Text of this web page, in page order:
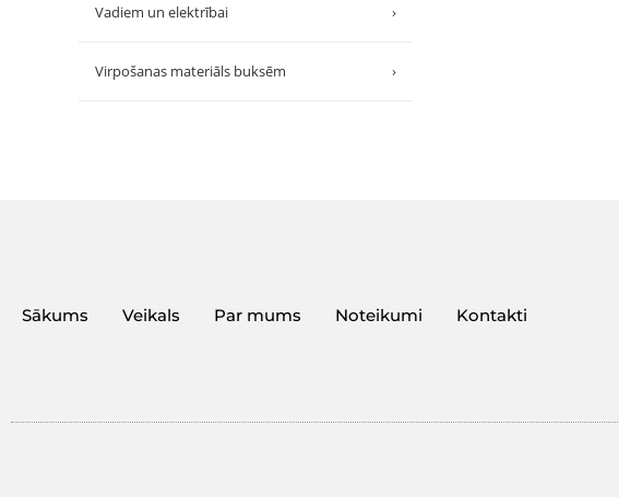
Vadiem un elektrībai ›
Virpošanas materiāls buksēm ›
Sākums Veikals Par mums Noteikumi Kontakti